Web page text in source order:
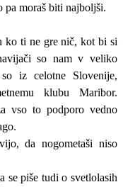
pa moraš biti najboljši.
ko ti ne gre nič, kot bi si
so nam v veliko
iz celotne Slovenije,
klubu Maribor.
vso to podporo vedno
da nogometaši niso
se piše tudi o svetlolasih